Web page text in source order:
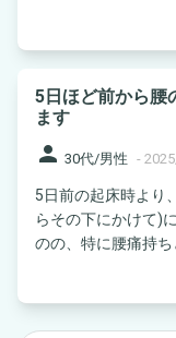
5日ほど前から腰
ます
person 30代/男性 -
5日前の起床時より
らその下にかけて)
のの、特に腰痛持ち